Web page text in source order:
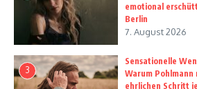
emotional
Berlin
7. August 2026
3
Sensationelle
Warum
ehrlichen Schritt